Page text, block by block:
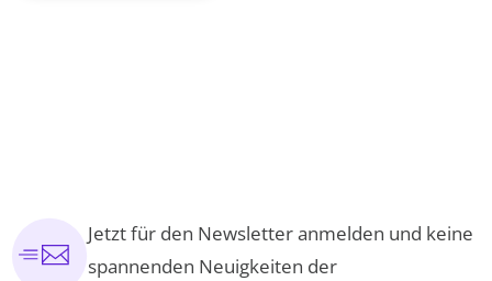
Jetzt für den Newsletter anmelden und keine
spannenden Neuigkeiten der